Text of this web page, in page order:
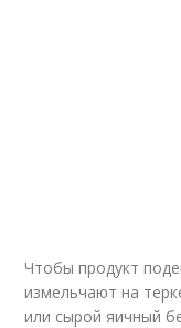
Чтобы продукт
измельчают на
или сырой яичный